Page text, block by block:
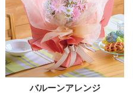
バルーンアレンジ